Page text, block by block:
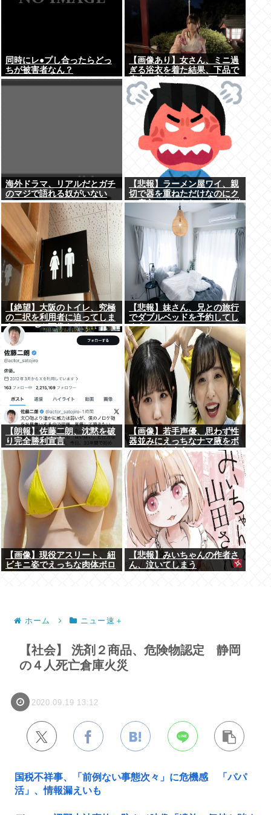
同時にレ●プし合ったらどっ
ちが被害者なん？
【画像あり】女さん、ミニ過
ぎる浴衣を着た結果、下品で
痴女と言われる→2.4万いい
ね
海外ドラマ、リアルだとガチ
のマジで語れる奴がいない
www
【悲報】ラーメン屋ワイ、親
切で器を重ねただけなのにク
ソ店主にキレられる ←…礼儀
正しいワイが悪いか？
【絶望】大阪のトイレ、究極
の二択を利用者に迫ってしま
うwww (※画像あり)
【悲報】妹さん、兄との旅行
でダブルベッドを予約してし
まう⇒www
【朗報】佐藤二朗、沈黙を破
り完全勝利宣言
【画像】若手声優、思わず性
器並みにえっちなナマ腋をボ
ロンしてしまうwww
【画像】現役アスリート、紐
ビキニ姿でえっちな肉体ボロ
【悲報】みいちゃんの作者さ
ん、泣いてしまう
ホーム ニュー速＋
【社会】 洗剤２商品、危険物認定 静岡
の４人死亡倉庫火災
2020.09.19 13:12
国税不祥事、「前例ない事態次々」に危機感 「パパ
活」、情報漏えいも